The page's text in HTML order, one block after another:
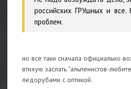
российских ГРУшных и все.
проблем.
но все таки сначала официально
втихую заслать "альпенистов-
ледорубами с оптикой.